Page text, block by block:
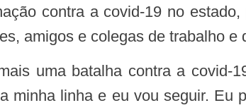
contra a covid-19 no
amigos e colegas de trabalho
minha linha e eu vou seguir. Eu